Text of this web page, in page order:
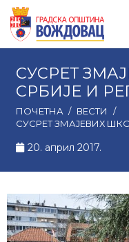
СУСРЕТ
СРБИЈЕ И
ПОЧЕТНА / ВЕСТИ
/
СУСРЕТ ЗМАЈЕВИХ
20. април 2017.